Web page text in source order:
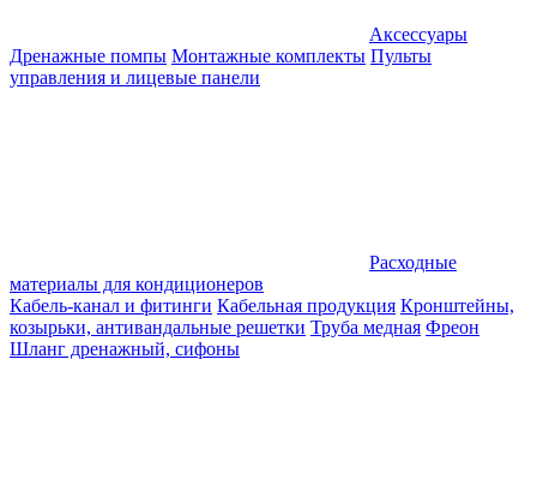
Аксессуары
Дренажные помпы Монтажные комплекты Пульты
управления и лицевые панели
Расходные
материалы для кондиционеров
Кабель-канал и фитинги Кабельная продукция Кронштейны,
козырьки, антивандальные решетки Труба медная Фреон
Шланг дренажный, сифоны